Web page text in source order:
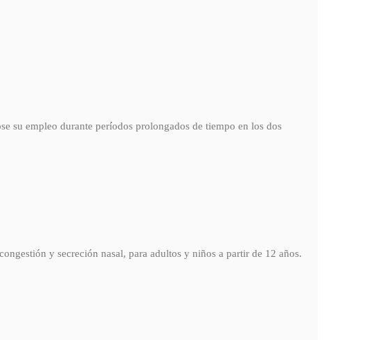
su empleo durante períodos prolongados de tiempo en los dos
y secreción nasal, para adultos y niños a partir de 12 años.